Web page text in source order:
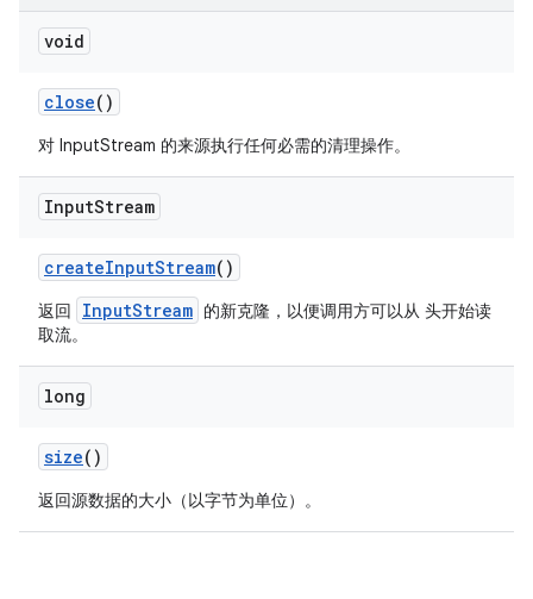
void
close()
对 InputStream 的来源执行任何必需的清理操作。
InputStream
createInputStream()
返回 InputStream 的新克隆，以便调用方可以从 头开始读
取流。
long
size()
返回源数据的大小（以字节为单位）。